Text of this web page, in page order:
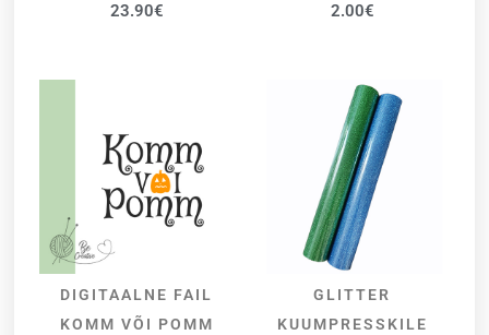
23.90€ 2.00€
LISA KORVI
DIGITAALNE FAIL
KOMM VÕI POMM
VALI
GLITTER
KUUMPRESSKILE